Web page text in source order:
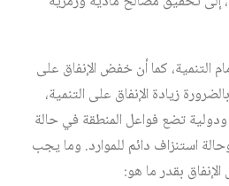
التنمية، كما أن خفض الإنفاق على
زيادة الإنفاق على التنمية،
تضع فواعل المنطقة في حالة
استنزاف دائم للموارد. وما يجب
بقدر ما هو: